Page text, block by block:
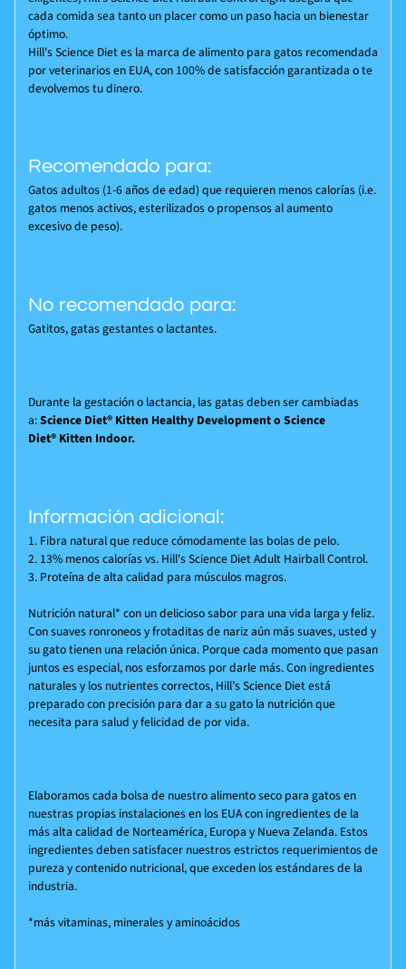
cada comida sea tanto un placer como un paso hacia un bienestar
óptimo.
Hill's Science Diet es la marca de alimento para gatos recomendada
por veterinarios en EUA, con 100% de satisfacción garantizada o te
devolvemos tu dinero.
Recomendado para:
Gatos adultos (1-6 años de edad) que requieren menos calorías (i.e.
gatos menos activos, esterilizados o propensos al aumento
excesivo de peso).
No recomendado para:
Gatitos, gatas gestantes o lactantes.
Durante la gestación o lactancia, las gatas deben ser cambiadas
a:Science Diet® Kitten Healthy Development o Science
Diet®Kitten Indoor.
Información adicional:
1. Fibra natural que reduce cómodamente las bolas de pelo.
2. 13% menos calorías vs. Hill's Science Diet Adult Hairball Control.
3. Proteína de alta calidad para músculos magros.
Nutrición natural* con un delicioso sabor para una vida larga y feliz.
Con suaves ronroneos y frotaditas de nariz aún más suaves, usted y
su gato tienen una relación única. Porque cada momento que pasan
juntos es especial, nos esforzamos por darle más. Con ingredientes
naturales y los nutrientes correctos, Hill’sScience Dietestá
preparado con precisión para dar a su gato la nutrición que
necesita para salud y felicidad de por vida.
Elaboramos cada bolsa de nuestro alimento seco para gatos en
nuestras propias instalaciones en los EUA con ingredientes de la
más alta calidad de Norteamérica, Europa y Nueva Zelanda. Estos
ingredientes deben satisfacer nuestros estrictos requerimientos de
pureza y contenido nutricional, que exceden los estándares de la
industria.
*más vitaminas, minerales y aminoácidos